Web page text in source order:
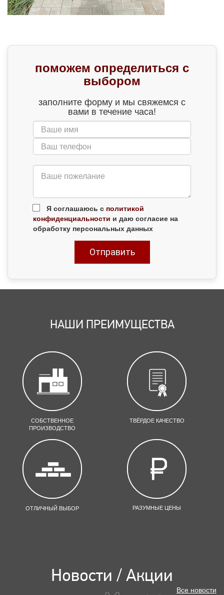
поможем определиться с
выбором
заполните форму и мы свяжемся с
вами в течение часа!
Я соглашаюсь с политикой
конфиденциальности и даю согласие на
обработку персональных данных
НАШИ ПРЕИМУЩЕСТВА
СОБСТВЕННОЕ
ПРОИЗВОДСТВО
ТВЁРДОЕ КАЧЕСТВО
ОТЛИЧНЫЙ ВЫБОР РАЗУМНЫЕ ЦЕНЫ
Новости / Акции
Все новости